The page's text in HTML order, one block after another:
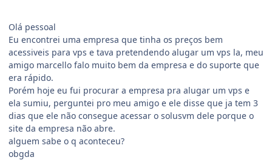
Olá pessoal
Eu encontrei uma empresa que tinha os preços bem
acessiveis para vps e tava pretendendo alugar um vps la, meu
amigo marcello falo muito bem da empresa e do suporte que
era rápido.
Porém hoje eu fui procurar a empresa pra alugar um vps e
ela sumiu, perguntei pro meu amigo e ele disse que ja tem 3
dias que ele não consegue acessar o solusvm dele porque o
site da empresa não abre.
alguem sabe o q aconteceu?
obgda